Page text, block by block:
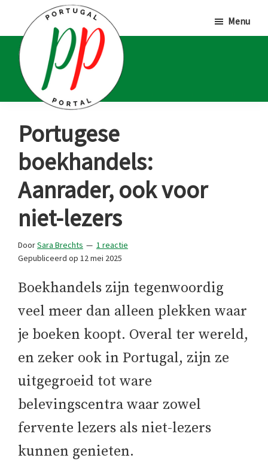
hoofd
inhoud
eerste
sidebar
voettekst
Portal
Portugalliefhebbers
en
fanaten
Menu
Portugese
boekhandels:
Aanrader, ook voor
niet-lezers
DoorSara Brechts
1 reactie
Gepubliceerd op 12 mei 2025
Boekhandels zijn tegenwoordig
veel meer dan alleen plekken waar
je boeken koopt. Overal ter wereld,
en zeker ook in Portugal, zijn ze
uitgegroeid tot ware
belevingscentra waar zowel
fervente lezers als niet-lezers
kunnen genieten.